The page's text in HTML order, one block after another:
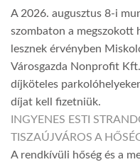
A 2026. augusztus 8-i
szombaton a megszokott
lesznek érvényben
Városgazda Nonprofit
díjköteles
díjat kell fizetniük.
INGYENES ESTI
TISZAÚJVÁROS A
A rendkívüli hőség és a